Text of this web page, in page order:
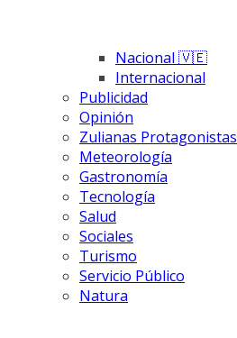
Nacional 🇻🇪
Internacional
Publicidad
Opinión
Zulianas Protagonistas
Meteorología
Gastronomía
Tecnología
Salud
Sociales
Turismo
Servicio Público
Natura